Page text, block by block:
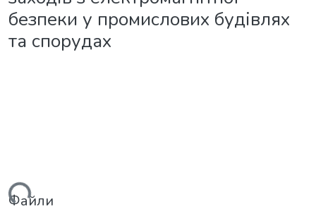
безпеки у промислових будівлях
та спорудах
Файли